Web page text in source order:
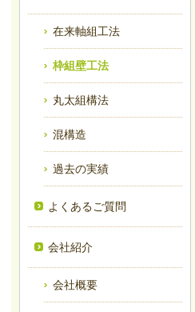
在来軸組工法
枠組壁工法
丸太組構法
混構造
過去の実績
よくあるご質問
会社紹介
会社概要